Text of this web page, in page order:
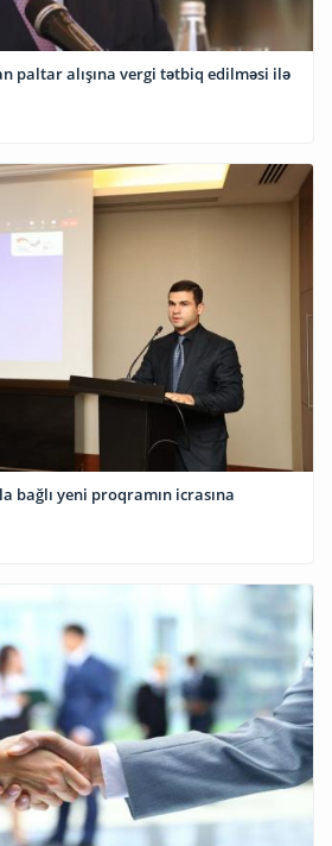
paltar alışına vergi tətbiq edilməsi ilə
bağlı yeni proqramın icrasına